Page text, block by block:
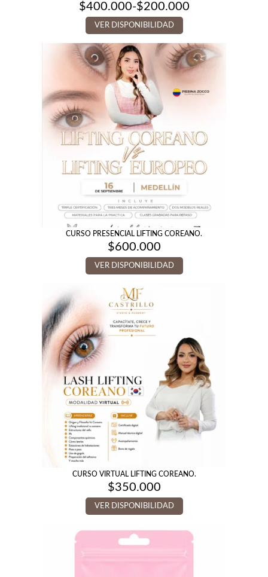
$200.000
-
$400.000
Rango
de
precios:
desde
$200.000
hasta
$400.000
VER DISPONIBILIDAD
CURSO PRESENCIAL LIFTING COREANO.
$600.000
VER DISPONIBILIDAD
CURSO VIRTUAL LIFTING COREANO.
$350.000
VER DISPONIBILIDAD